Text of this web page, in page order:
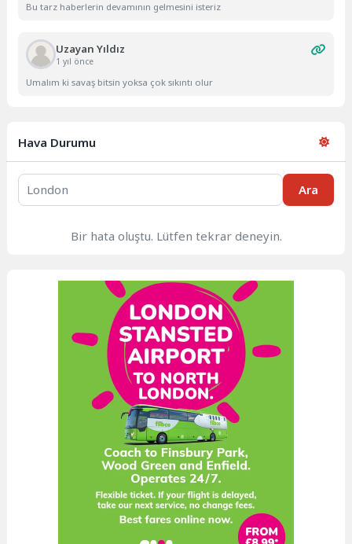
Bu tarz haberlerin devamının gelmesini isteriz
Uzayan Yıldız
1 yıl önce
Umalım ki savaş bitsin yoksa çok sıkıntı olur
Hava Durumu
Ara
Bir hata oluştu. Lütfen tekrar deneyin.